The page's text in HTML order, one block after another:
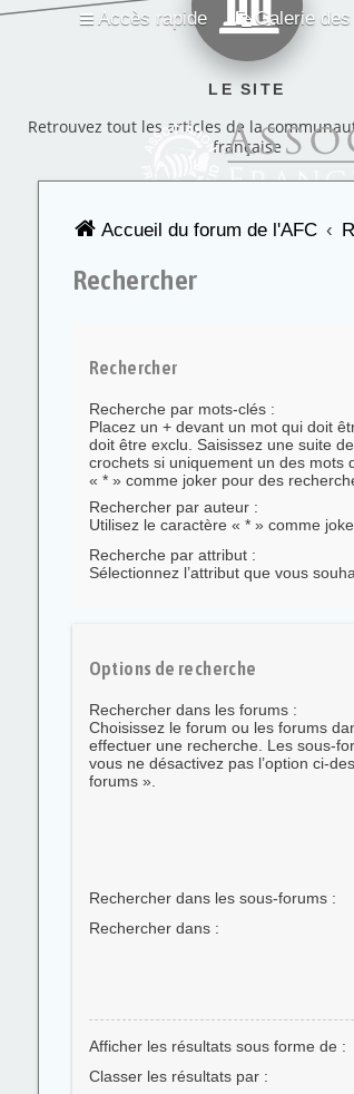
Accès rapide Galerie
LE SITE
Retrouvez tout les articles de la
française
Accueil du forum de l'AFC
Rechercher
Rechercher
Recherche par mots-clés :
Placez un +devant un mot qui doit
doit être exclu. Saisissez une suite
crochets si uniquement un des mots
« * » comme joker pour des
Rechercher par auteur :
Utilisez le caractère « * » comme
Recherche par attribut :
Sélectionnez l’attribut que vous
Options de recherche
Rechercher dans les forums :
Choisissez le forum ou les forums
effectuer une recherche. Les sous-
vous ne désactivez pas l’option ci-
forums ».
Rechercher dans les sous-forums :
Rechercher dans :
Afficher les résultats sous forme de :
Classer les résultats par :